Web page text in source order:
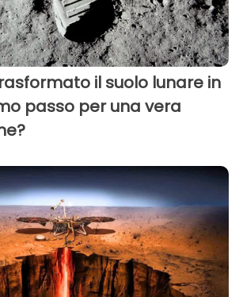
il suolo lunare in
passo per una vera